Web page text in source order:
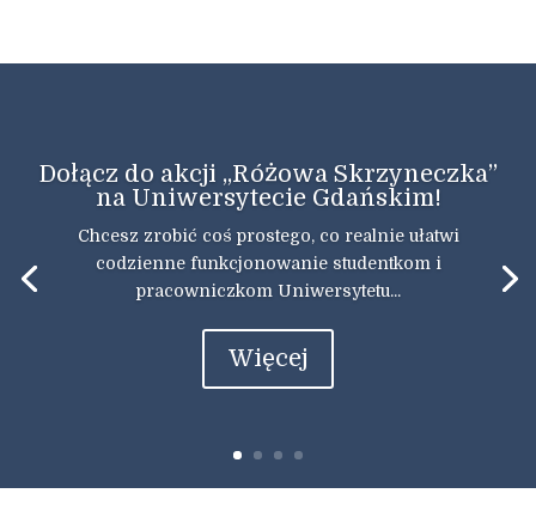
Dołącz do akcji „Różowa Skrzyneczka”
na Uniwersytecie Gdańskim!
Chcesz zrobić coś prostego, co realnie ułatwi
codzienne funkcjonowanie studentkom i
pracowniczkom Uniwersytetu...
Więcej